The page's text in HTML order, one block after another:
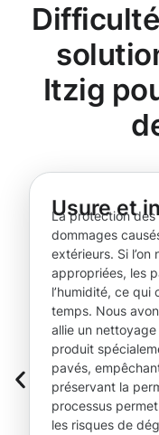
Itzig
Usure et
La protection
dommages
extérieurs. Si
appropriées, les
l’humidité, ce qui
temps. Nous
allie un nettoyage
produit
pavés,
préservant la
processus
les risques de